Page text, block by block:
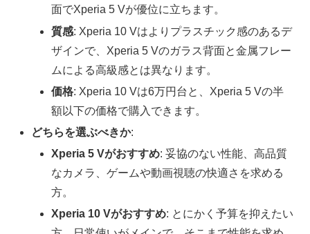
面でXperia 5 Vが優位に立ちます。
質感: Xperia 10 Vはよりプラスチック感のあるデ
ザインで、Xperia 5 Vのガラス背面と金属フレー
ムによる高級感とは異なります。
価格: Xperia 10 Vは6万円台と、Xperia 5 Vの半
額以下の価格で購入できます。
どちらを選ぶべきか:
Xperia 5 Vがおすすめ: 妥協のない性能、高品質
なカメラ、ゲームや動画視聴の快適さを求める
方。
Xperia 10 Vがおすすめ: とにかく予算を抑えたい